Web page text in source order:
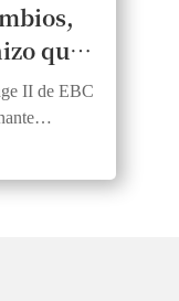
que
del
II de EBC
y coraje,